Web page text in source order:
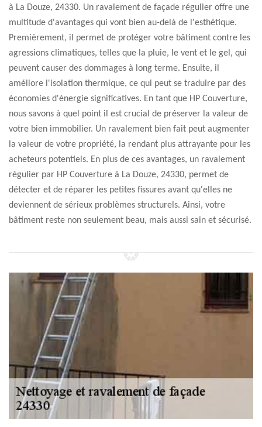
à La Douze, 24330. Un ravalement de façade régulier offre une
multitude d'avantages qui vont bien au-delà de l'esthétique.
Premièrement, il permet de protéger votre bâtiment contre les
agressions climatiques, telles que la pluie, le vent et le gel, qui
peuvent causer des dommages à long terme. Ensuite, il
améliore l'isolation thermique, ce qui peut se traduire par des
économies d'énergie significatives. En tant que HP Couverture,
nous savons à quel point il est crucial de préserver la valeur de
votre bien immobilier. Un ravalement bien fait peut augmenter
la valeur de votre propriété, la rendant plus attrayante pour les
acheteurs potentiels. En plus de ces avantages, un ravalement
régulier par HP Couverture à La Douze, 24330, permet de
détecter et de réparer les petites fissures avant qu'elles ne
deviennent de sérieux problèmes structurels. Ainsi, votre
bâtiment reste non seulement beau, mais aussi sain et sécurisé.